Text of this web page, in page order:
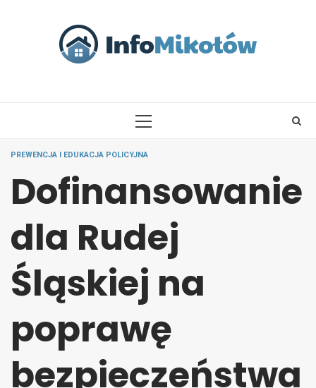
PRIMARY
PREWENCJA I EDUKACJA POLICYJNA
Dofinansowanie
dla Rudej
Śląskiej na
poprawę
bezpieczeństwa